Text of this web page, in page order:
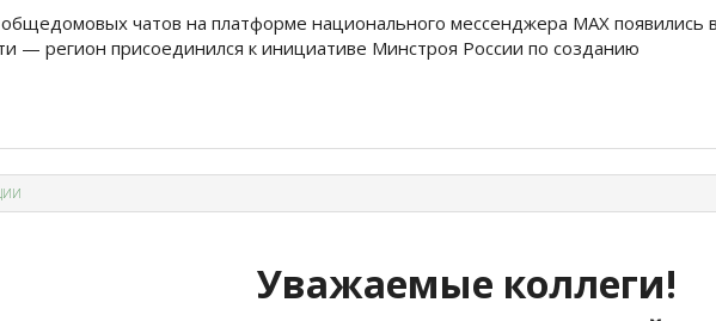
чатов на платформе национального мессенджера МАХ появились в
— регион присоединился к инициативе Минстроя России по созданию
Уважаемые коллеги!